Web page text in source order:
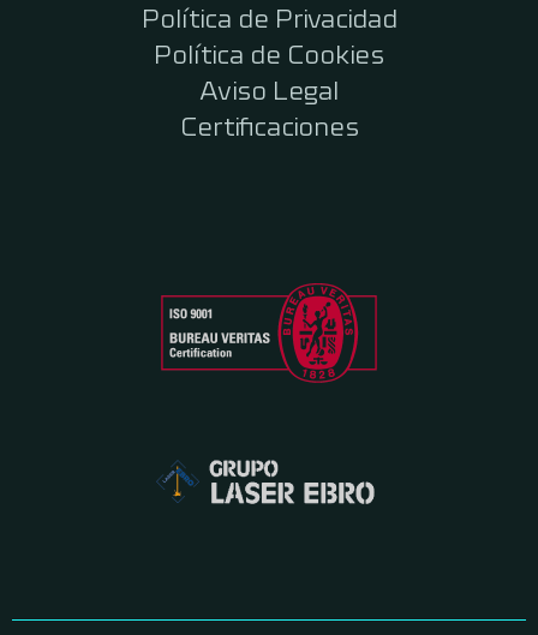
Política de Privacidad
Política de Cookies
Aviso Legal
Certificaciones